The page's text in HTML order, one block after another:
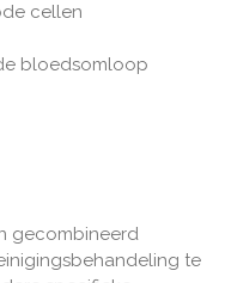
cellen
bloedsomloop
gecombineerd
te